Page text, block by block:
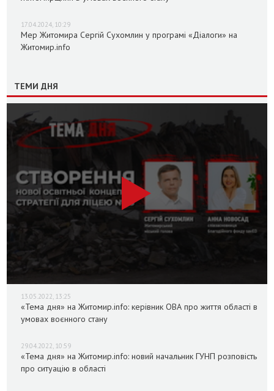
17.04.2024, 10:29
Мер Житомира Сергій Сухомлин у програмі «Діалоги» на
Житомир.info
ТЕМИ ДНЯ
13.05.2022, 13:25
«Тема дня» на Житомир.info: керівник ОВА про життя області в
умовах воєнного стану
29.04.2022, 10:59
«Тема дня» на Житомир.info: новий начальник ГУНП розповість
про ситуацію в області